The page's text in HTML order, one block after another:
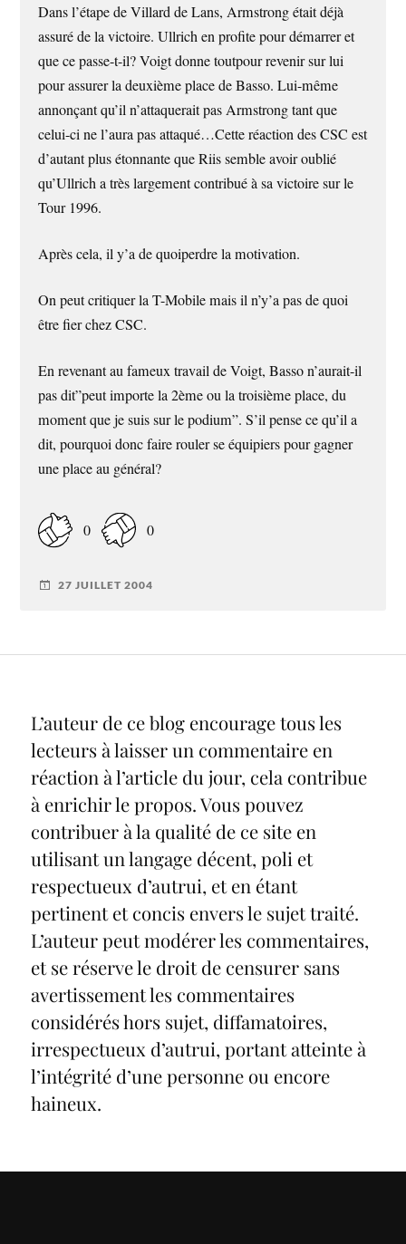
Dans l’étape de Villard de Lans, Armstrong était déjà
assuré de la victoire. Ullrich en profite pour démarrer et
que ce passe-t-il? Voigt donne toutpour revenir sur lui
pour assurer la deuxième place de Basso. Lui-même
annonçant qu’il n’attaquerait pas Armstrong tant que
celui-ci ne l’aura pas attaqué…Cette réaction des CSC est
d’autant plus étonnante que Riis semble avoir oublié
qu’Ullrich a très largement contribué à sa victoire sur le
Tour 1996.
Après cela, il y’a de quoiperdre la motivation.
On peut critiquer la T-Mobile mais il n’y’a pas de quoi
être fier chez CSC.
En revenant au fameux travail de Voigt, Basso n’aurait-il
pas dit”peut importe la 2ème ou la troisième place, du
moment que je suis sur le podium”. S’il pense ce qu’il a
dit, pourquoi donc faire rouler se équipiers pour gagner
une place au général?
0 0
27 JUILLET 2004
L’auteur de ce blog encourage tous les
lecteurs à laisser un commentaire en
réaction à l’article du jour, cela contribue
à enrichir le propos. Vous pouvez
contribuer à la qualité de ce site en
utilisant un langage décent, poli et
respectueux d’autrui, et en étant
pertinent et concis envers le sujet traité.
L’auteur peut modérer les commentaires,
et se réserve le droit de censurer sans
avertissement les commentaires
considérés hors sujet, diffamatoires,
irrespectueux d’autrui, portant atteinte à
l’intégrité d’une personne ou encore
haineux.